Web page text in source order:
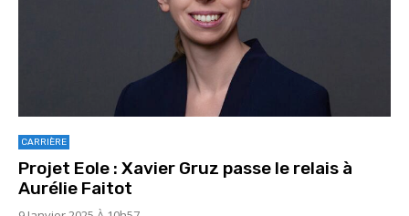
CARRIÈRE
Projet Eole : Xavier Gruz passe le relais à
Aurélie Faitot